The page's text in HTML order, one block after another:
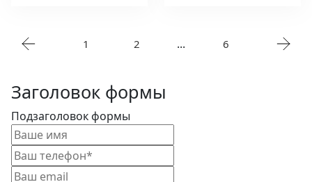
1 2 ... 6
Заголовок формы
Подзаголовок формы